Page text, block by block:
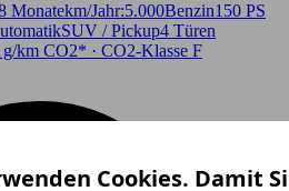
Monatekm/Jahr:5.000Benzin150 PS
SUV / Pickup4 Türen
km CO2* · CO2-Klasse F
Cookies. Damit